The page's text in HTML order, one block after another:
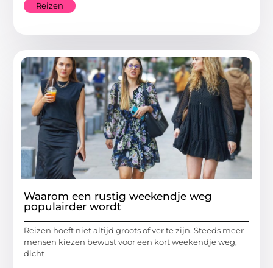
Reizen
Waarom een rustig weekendje weg
populairder wordt
Reizen hoeft niet altijd groots of ver te zijn. Steeds meer
mensen kiezen bewust voor een kort weekendje weg,
dicht